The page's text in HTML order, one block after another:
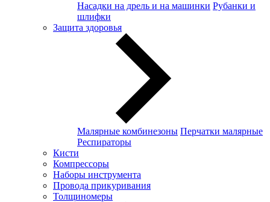
Насадки на дрель и на машинки Рубанки и
шлифки
Защита здоровья
Малярные комбинезоны Перчатки малярные
Респираторы
Кисти
Компрессоры
Наборы инструмента
Провода прикуривания
Толщиномеры